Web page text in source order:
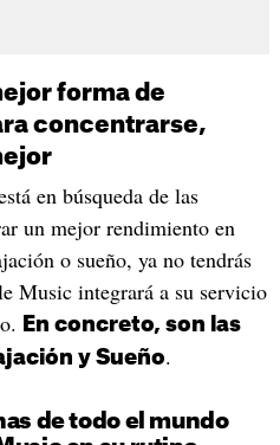
forma de
concentrarse,
en búsqueda de las
un mejor rendimiento en
o sueño, ya no tendrás
Music integrará a su servicio
En concreto, son las
y Sueño.
de todo el mundo